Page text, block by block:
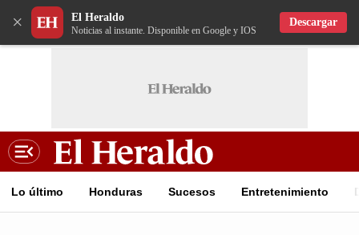
× El Heraldo
Noticias al instante. Disponible en Google y IOS
Descargar
Lo último Honduras Sucesos Entretenimiento